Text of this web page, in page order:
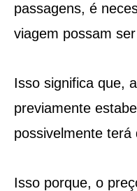
passagens, é
viagem possam
Isso significa que,
previamente
possivelmente terá
Isso porque, o